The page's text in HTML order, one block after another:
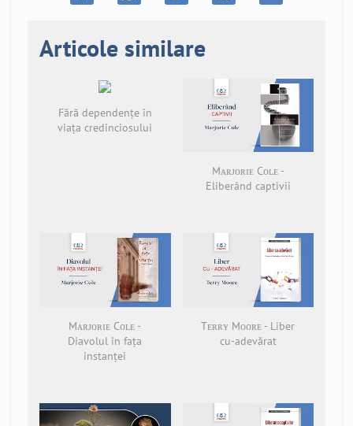
Articole similare
Fără dependențe în
viața credinciosului
Mᴀʀᴊᴏʀɪᴇ Cᴏʟᴇ -
Eliberând captivii
Mᴀʀᴊᴏʀɪᴇ Cᴏʟᴇ -
Diavolul în fața
instanței
Tᴇʀʀʏ Mᴏᴏʀᴇ - Liber
cu-adevărat